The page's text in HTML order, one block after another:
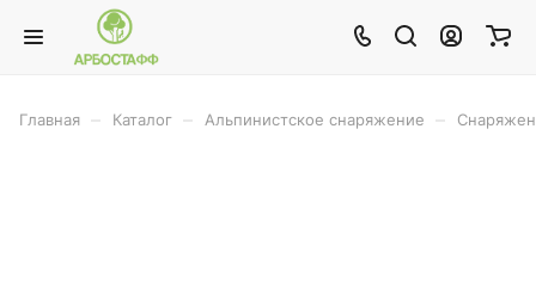
Главная Каталог Альпинистское снаряжение